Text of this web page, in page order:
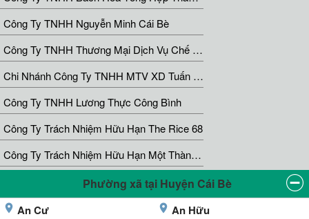
Công Ty TNHH Nguyễn Minh Cái Bè
Công Ty TNHH Thương Mại Dịch Vụ Chế Biến Trái Cây Nguyễn Quốc Duyên
Chi Nhánh Công Ty TNHH MTV XD Tuấn Phát
Công Ty TNHH Lương Thực Công Bình
Công Ty Trách Nhiệm Hữu Hạn The Rice 68
Công Ty Trách Nhiệm Hữu Hạn Một Thành Viên Lương Thực Việt Phát
Phường xã tại Huyện Cái Bè
An Cư
An Hữu